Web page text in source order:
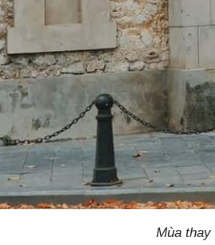
Mùa thay